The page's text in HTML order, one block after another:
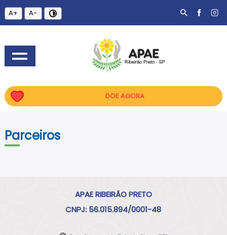
A+ A-
DOE AGORA
Parceiros
APAE RIBEIRÃO PRETO
CNPJ: 56.015.894/0001-48